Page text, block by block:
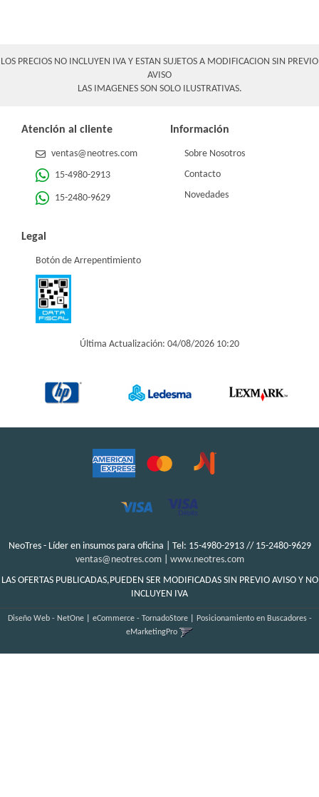
LOS PRECIOS NO INCLUYEN IVA Y ESTAN SUJETOS A MODIFICACION SIN PREVIO
AVISO
LAS IMAGENES SON SOLO ILUSTRATIVAS.
Atención al cliente
ventas@neotres.com
15-4980-2913
15-2480-9629
Información
Sobre Nosotros
Contacto
Novedades
Legal
Botón de Arrepentimiento
Última Actualización: 04/08/2026 10:20
NeoTres - Líder en insumos para oficina | Tel: 15-4980-2913 // 15-2480-9629
ventas@neotres.com| www.neotres.com
LAS OFERTAS PUBLICADAS,PUEDEN SER MODIFICADAS SIN PREVIO AVISO Y NO
INCLUYEN IVA
Diseño Web - NetOne| eCommerce - TornadoStore|
Posicionamiento en Buscadores -
eMarketingPro